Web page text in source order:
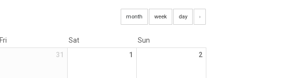
month week day ›
Fri Sat
Sun
31 1 2